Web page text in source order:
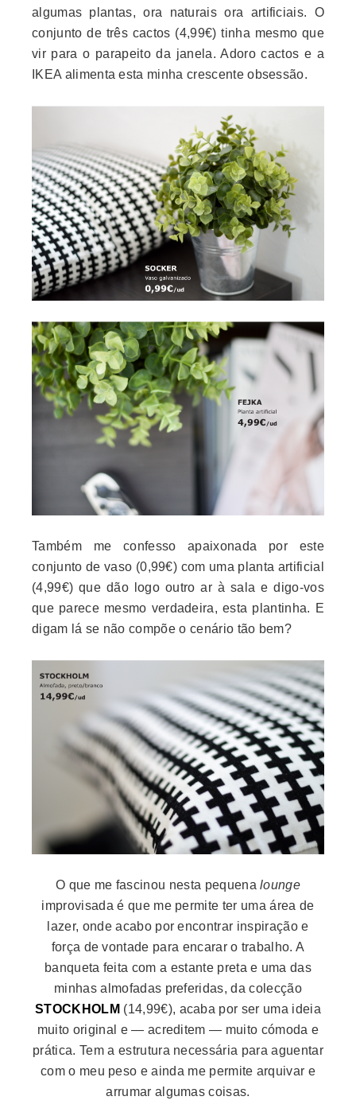
algumas plantas, ora naturais ora artificiais. O
conjunto de três cactos (4,99€) tinha mesmo que
vir para o parapeito da janela. Adoro cactos e a
IKEA alimenta esta minha crescente obsessão.
Também me confesso apaixonada por este
conjunto de vaso (0,99€) com uma planta artificial
(4,99€) que dão logo outro ar à sala e digo-vos
que parece mesmo verdadeira, esta plantinha. E
digam lá se não compõe o cenário tão bem?
O que me fascinou nesta pequenalounge
improvisada é que me permite ter uma área de
lazer, onde acabo por encontrar inspiração e
força de vontade para encarar o trabalho. A
banqueta feita com a estante preta e uma das
minhas almofadas preferidas, da colecção
STOCKHOLM (14,99€), acaba por ser uma ideia
muito original e — acreditem — muito cómoda e
prática. Tem a estrutura necessária para aguentar
com o meu peso e ainda me permite arquivar e
arrumar algumas coisas.